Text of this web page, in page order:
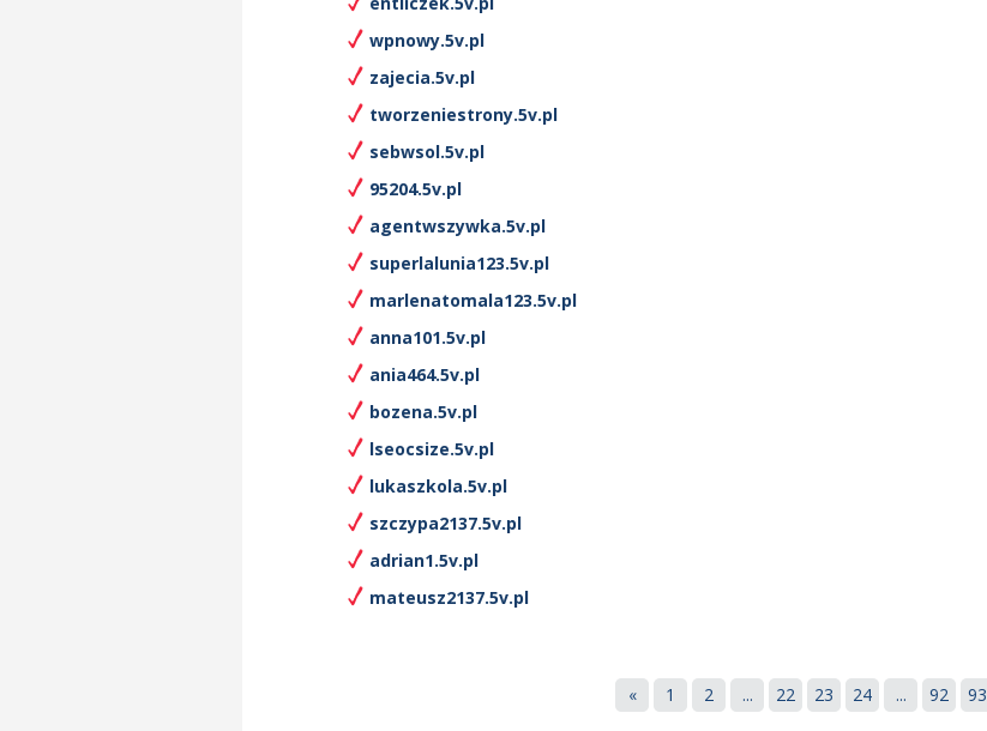
wpnowy.5v.pl
zajecia.5v.pl
tworzeniestrony.5v.pl
sebwsol.5v.pl
95204.5v.pl
agentwszywka.5v.pl
superlalunia123.5v.pl
marlenatomala123.5v.pl
anna101.5v.pl
ania464.5v.pl
bozena.5v.pl
lseocsize.5v.pl
lukaszkola.5v.pl
szczypa2137.5v.pl
adrian1.5v.pl
mateusz2137.5v.pl
« 1 2 ... 22 23 24 ... 92 93